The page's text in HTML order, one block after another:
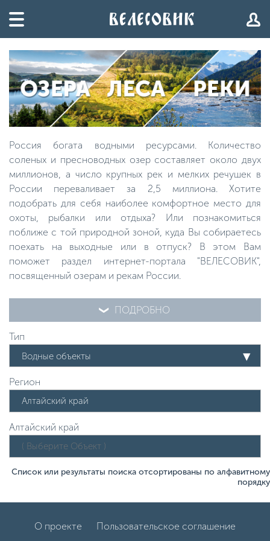
Россия богата водными ресурсами. Количество
соленых и пресноводных озер составляет около двух
миллионов, а число крупных рек и мелких речушек в
России переваливает за 2,5 миллиона. Хотите
подобрать для себя наиболее комфортное место для
охоты, рыбалки или отдыха? Или познакомиться
поближе с той природной зоной, куда Вы собираетесь
поехать на выходные или в отпуск? В этом Вам
поможет раздел интернет-портала "ВЕЛЕСОВИК",
посвященный озерам и рекам России.
ПОДРОБНО
Тип
Водные объекты
Регион
Алтайский край
Список или результаты поиска отсортированы по алфавитному
порядку
О проекте Пользовательское соглашение